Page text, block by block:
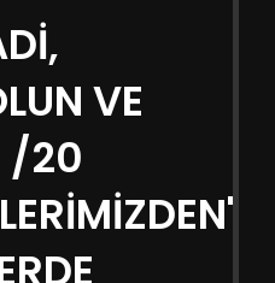
VE
/20